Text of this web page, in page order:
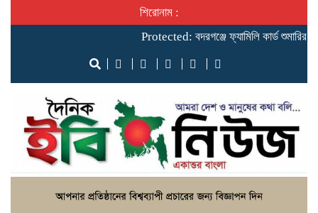
শিরোনাম :
Protected: ‎বদরগঞ্জে ফ্যামিলি কার্ড শুমারির